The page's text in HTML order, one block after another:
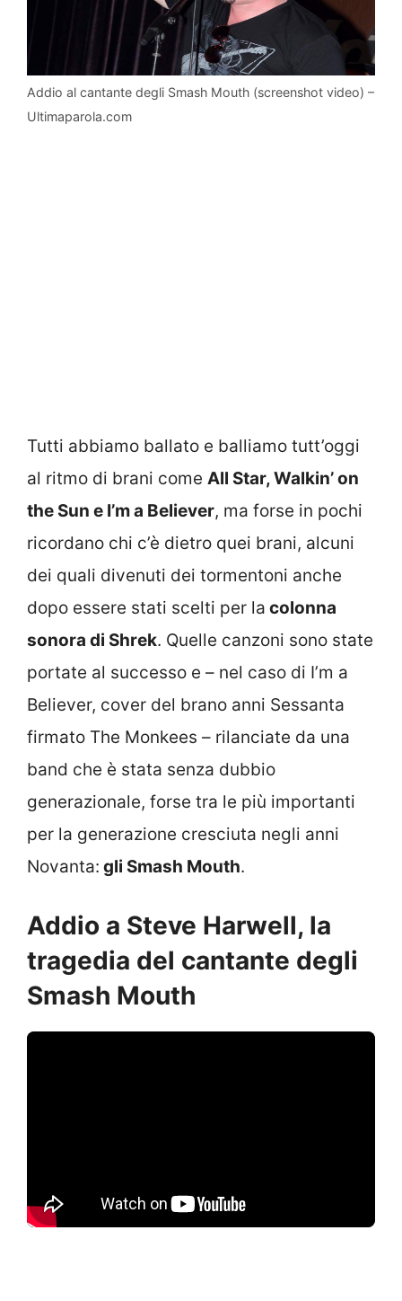
Addio al cantante degli Smash Mouth (screenshot video) –
Ultimaparola.com
Tutti abbiamo ballato e balliamo tutt’oggi
al ritmo di brani come All Star, Walkin’ on
the Sun e I’m a Believer, ma forse in pochi
ricordano chi c’è dietro quei brani, alcuni
dei quali divenuti dei tormentoni anche
dopo essere stati scelti per la colonna
sonora di Shrek. Quelle canzoni sono state
portate al successo e – nel caso di I’m a
Believer, cover del brano anni Sessanta
firmato The Monkees – rilanciate da una
band che è stata senza dubbio
generazionale, forse tra le più importanti
per la generazione cresciuta negli anni
Novanta: gli Smash Mouth.
Addio a Steve Harwell, la
tragedia del cantante degli
Smash Mouth